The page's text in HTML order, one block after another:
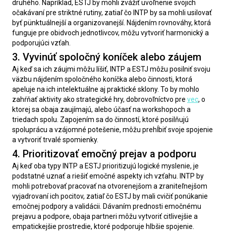
druhého. Napríklad, ESTJ by mohli zvážiť uvoľnenie svojich
očakávaní pre striktné rutiny, zatiaľ čo INTP by sa mohli usilovať
byť pünktuálnejší a organizovanejší. Nájdením rovnováhy, ktorá
funguje pre obidvoch jednotlivcov, môžu vytvoriť harmonický a
podporujúci vzťah.
3. Vyvinúť spoločný koníček alebo záujem
Aj keď sa ich záujmi môžu líšiť, INTP a ESTJ môžu posilniť svoju
väzbu nájdením spoločného koníčka alebo činnosti, ktorá
apeluje na ich intelektuálne aj praktické sklony. To by mohlo
zahŕňať aktivity ako strategické hry, dobrovoľníctvo pre vec, o
ktorej sa obaja zaujímajú, alebo účasť na workshopoch a
triedach spolu. Zapojením sa do činností, ktoré posilňujú
spoluprácu a vzájomné potešenie, môžu prehĺbiť svoje spojenie
a vytvoriť trvalé spomienky.
4. Prioritizovať emočný prejav a podporu
Aj keď oba typy INTP a ESTJ prioritizujú logické myslenie, je
podstatné uznať a riešiť emočné aspekty ich vzťahu. INTP by
mohli potrebovať pracovať na otvorenejšom a zraniteľnejšom
vyjadrovaní ich pocitov, zatiaľ čo ESTJ by mali cvičiť ponúkanie
emočnej podpory a validácii. Dávaním prednosti emočnému
prejavu a podpore, obaja partneri môžu vytvoriť citlivejšie a
empatickejšie prostredie, ktoré podporuje hlbšie spojenie.